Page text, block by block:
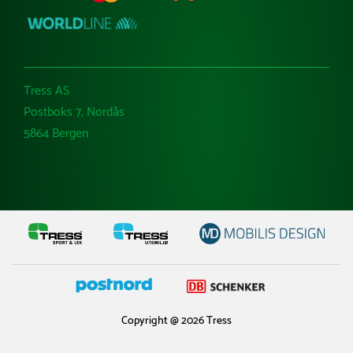
Tress AS
Postboks 7, Nordås
5864 Bergen
Copyright @ 2026 Tress